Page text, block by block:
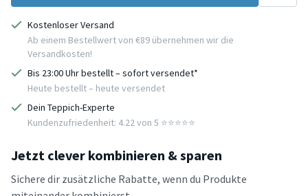
Kostenloser Versand
Ab einem Bestellwert von €89 übernehmen wir die
Versandkosten!
Bis 23:00 Uhr bestellt – sofort versendet*
Heute bestellt – heute versendet
Dein Teppich-Experte
Kundenzufriedenheit: 4.22 von 5 ⭐️⭐️⭐️⭐️⭐️
Jetzt clever kombinieren & sparen
Sichere dir zusätzliche Rabatte, wenn du Produkte